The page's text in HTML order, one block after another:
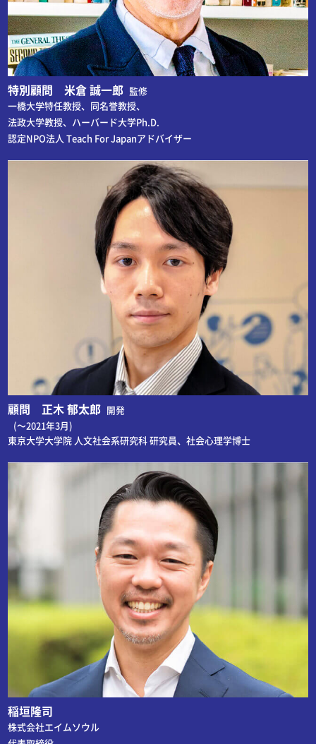
特別顧問 米倉 誠一郎 監修
一橋大学特任教授、同名誉教授、
法政大学教授、ハーバード大学Ph.D.
認定NPO法人 Teach For Japanアドバイザー
顧問 正木 郁太郎 開発
(～2021年3月)
東京大学大学院 人文社会系研究科 研究員、社会心理学博士
稲垣隆司
株式会社エイムソウル